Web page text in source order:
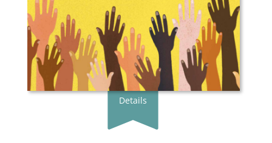
Preis:18.00 €
Erscheingsdatum:28.06.24
zum Shop
Details